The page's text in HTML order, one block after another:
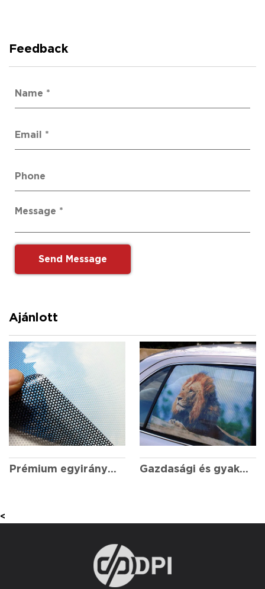
Feedback
Ajánlott
Prémium egyirányú látás Gazdasági és gyakorlati egyirányú látás
<